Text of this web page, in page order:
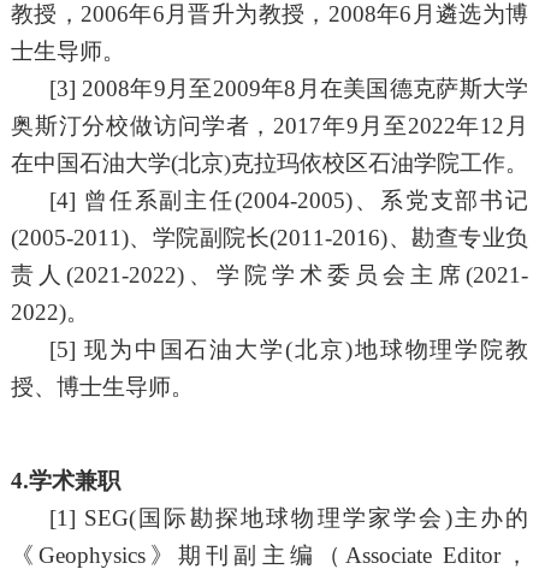
教授， 2006年6 月晋升为教授， 2008年6 月遴选为博
士生导师。
[3] 2008年9月至2009年8月在美国德克萨斯大学
奥斯汀分校做访问学者，2017年9月至2022年1 2月
在中国石油大学(北京)克拉玛依校区石油学院工作。
[4] 曾任系副主任(2004-2005)、系党支部书记
(2005-2011)、学院副院长(2011-2016)、勘查专业负
责人 (2021-2022)、 学院学术委员会 主席(2021-
2022)。
[5] 现为中国石油大学(北京)地球物理学院教
授、博士生导师。
4.学术兼职
[1] SEG(国际勘探地球物理学家学会)主办的
《Geophysics》期刊副主编（AssociateEditor，